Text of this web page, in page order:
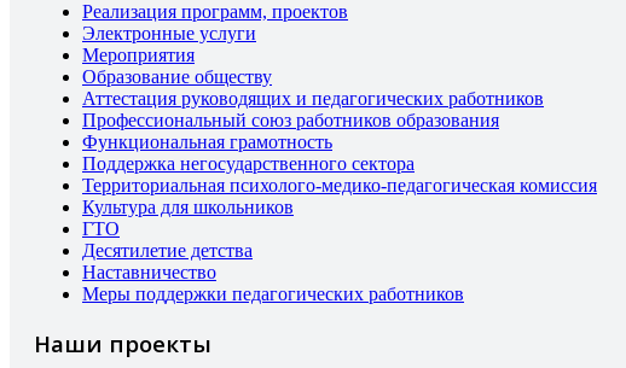
Реализация программ, проектов
Электронные услуги
Мероприятия
Образование обществу
Аттестация руководящих и педагогических работников
Профессиональный союз работников образования
Функциональная грамотность
Поддержка негосударственного сектора
Территориальная психолого-медико-педагогическая комиссия
Культура для школьников
ГТО
Десятилетие детства
Наставничество
Меры поддержки педагогических работников
Наши проекты